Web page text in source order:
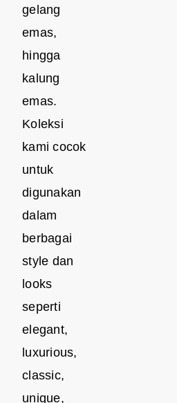
gelang
emas,
hingga
kalung
emas.
Koleksi
kami cocok
untuk
digunakan
dalam
berbagai
style dan
looks
seperti
elegant,
luxurious,
classic,
unique,